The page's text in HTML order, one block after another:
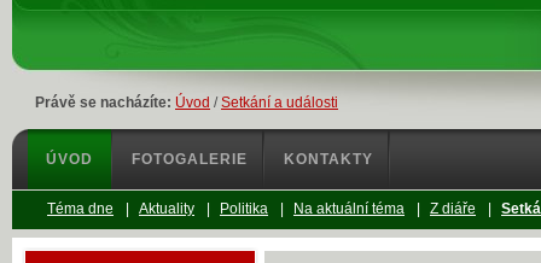
Právě se nacházíte: Úvod /Setkání a události
ÚVOD FOTOGALERIE KONTAKTY
Téma dne Aktuality Politika Na aktuální téma Z diáře